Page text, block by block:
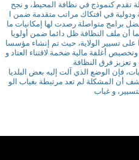
تقدم كنموذج في نظافة المحيط، و نجح
في افتكاك مراتب متقدمة ضمن ا
برامج متواصلة رصدت لها إمكانيات ما
أن ملف النظافة ظل دائما ضمن أولويا
على تسيير الولاية، حيث تم إنشاء مؤسسا
أغلفة مالية ضخمة لاقتناء العتاد و
تعزيز فرق النظافة.
فإن الوضع الذي آلت إليه بعض البلديا
أن المشكلة لم تعد مرتبطة بغياب الو
و غياب